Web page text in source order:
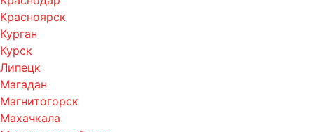
Красноярск
Курган
Курск
Липецк
Магадан
Магнитогорск
Махачкала